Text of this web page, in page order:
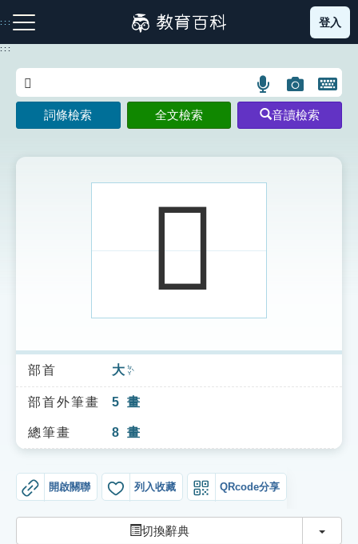
到
主
:::
注音索引圖示 筆畫索引圖示 部首索引表圖示
索引選單
知識索引
單字索引
登入
:::
語
言
搜
示
圖
片
搜
開
鍵
圖
詞條檢索 全文檢索 音讀檢索
𡘉
部首 大 ㄉㄚˋ
部首外筆畫 5 畫
總筆畫 8 畫
開啟關聯 列入收藏 QRcode分享
切換辭典 切換